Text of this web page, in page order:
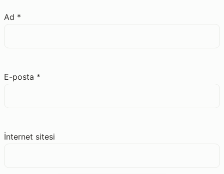
Ad *
E-posta *
İnternet sitesi